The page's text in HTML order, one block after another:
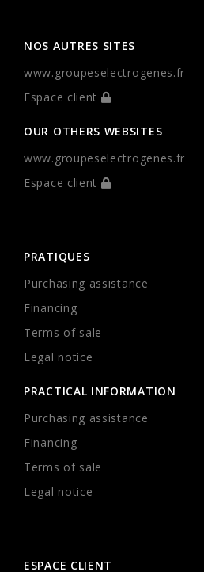
NOS AUTRES SITES
www.groupeselectrogenes.fr
Espace client
OUR OTHERS WEBSITES
www.groupeselectrogenes.fr
Espace client
PRATIQUES
Purchasing assistance
Financing
Terms of sale
Legal notice
PRACTICAL INFORMATION
Purchasing assistance
Financing
Terms of sale
Legal notice
ESPACE CLIENT